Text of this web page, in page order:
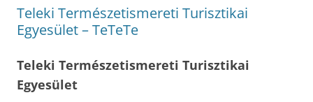
Teleki Természetismereti Turisztikai
Egyesület – TeTeTe
Teleki Természetismereti Turisztikai
Egyesület